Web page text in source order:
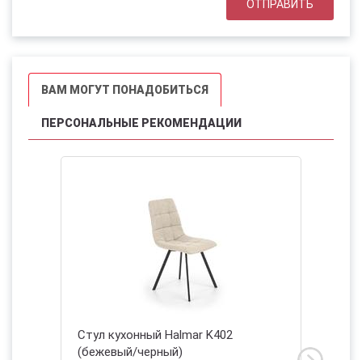
ВАМ МОГУТ ПОНАДОБИТЬСЯ
ПЕРСОНАЛЬНЫЕ РЕКОМЕНДАЦИИ
Стул кухонный Halmar K402
(бежевый/черный)